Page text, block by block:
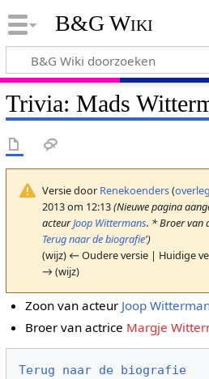
B&G Wiki
Trivia: Mads
Versie door Renekoenders(overleg
2013 om 12:13(Nieuwe pagina
acteurJoop Wittermans. * Broer van
Terug naar de biografie')
(wijz) ← Oudere versie | Huidige
→ (wijz)
Zoon van acteur Joop
Broer van actrice Margje
Terug naar de biografie